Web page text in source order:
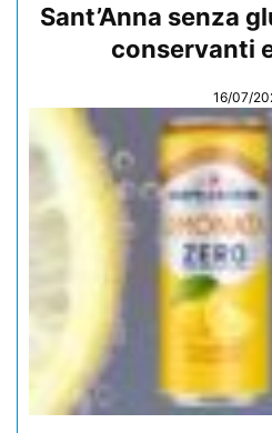
Sant’Anna senza
conservanti
16/07/